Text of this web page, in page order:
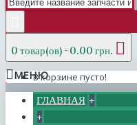
0 товар(ов) - 0.00 грн.
В корзине пусто!
МЕНЮ
ГЛАВНАЯ +
+